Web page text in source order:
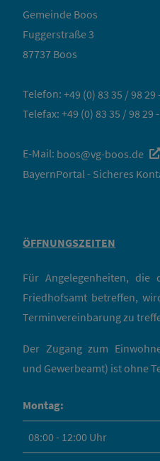
Gemeinde Boos
Fuggerstraße 3
87737 Boos
Telefon: +49 (0) 83 35 / 98 29
Telefax: +49 (0) 83 35 / 98 29
E-Mail: boos@vg-boos.de
BayernPortal - Sicheres
ÖFFNUNGSZEITEN
Für Angelegenheiten, die
Friedhofsamt betreffen,
Terminvereinbarung zu
Der Zugang zum
und Gewerbeamt) ist ohne
Montag:
08:00 - 12:00 Uhr